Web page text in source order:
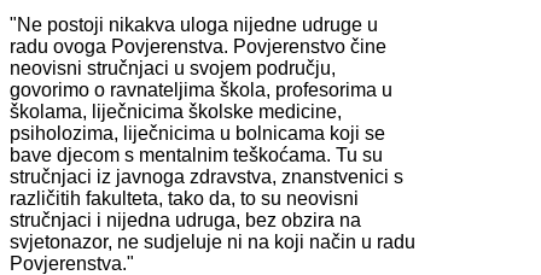
"Ne postoji nikakva uloga nijedne udruge u
radu ovoga Povjerenstva. Povjerenstvo čine
neovisni stručnjaci u svojem području,
govorimo o ravnateljima škola, profesorima u
školama, liječnicima školske medicine,
psiholozima, liječnicima u bolnicama koji se
bave djecom s mentalnim teškoćama. Tu su
stručnjaci iz javnoga zdravstva, znanstvenici s
različitih fakulteta, tako da, to su neovisni
stručnjaci i nijedna udruga, bez obzira na
svjetonazor, ne sudjeluje ni na koji način u radu
Povjerenstva."